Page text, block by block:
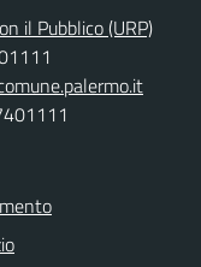
il Pubblico (URP)